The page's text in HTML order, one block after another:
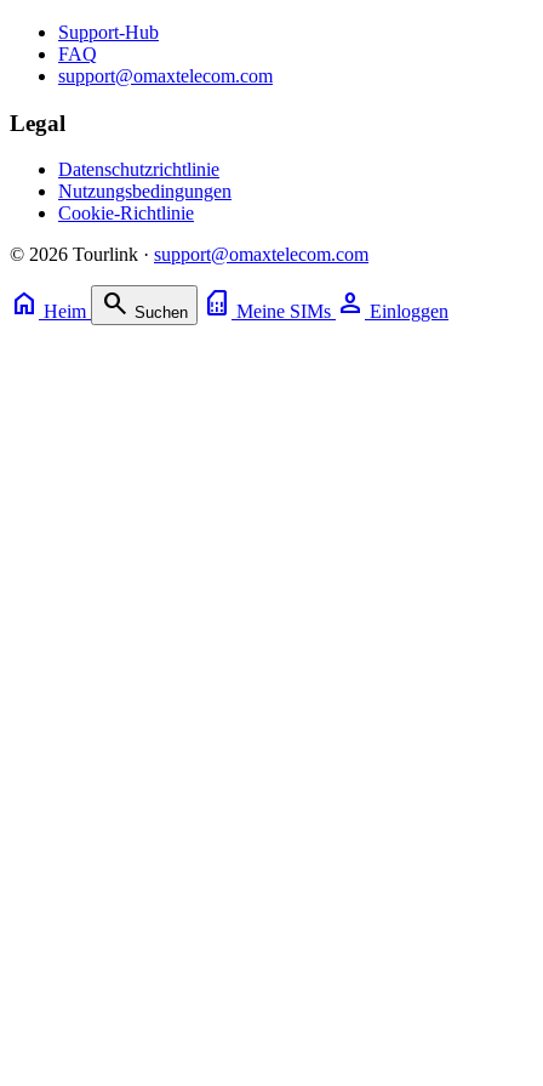
Support-Hub
FAQ
support@omaxtelecom.com
Legal
Datenschutzrichtlinie
Nutzungsbedingungen
Cookie-Richtlinie
© 2026 Tourlink · support@omaxtelecom.com
home Heim search Suchen sim_card Meine SIMs person Einloggen